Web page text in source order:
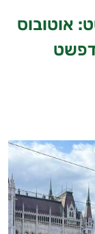
אוטובוס